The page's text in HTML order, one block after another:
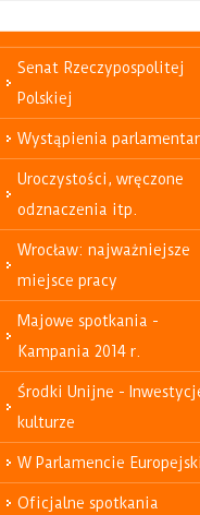
Senat Rzeczypospolitej
Polskiej
Wystąpienia
Uroczystości, wręczone
odznaczenia itp.
Wrocław: najważniejsze
miejsce pracy
Majowe spotkania -
Kampania 2014 r.
Środki Unijne -
kulturze
W Parlamencie
Oficjalne spotkania